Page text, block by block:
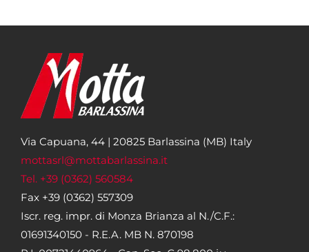
Via Capuana, 44 | 20825 Barlassina (MB) Italy
mottasrl@mottabarlassina.it
Tel. +39 (0362) 560584
Fax +39 (0362) 557309
Iscr. reg. impr. di Monza Brianza al N./C.F.:
01691340150 - R.E.A. MB N. 870198